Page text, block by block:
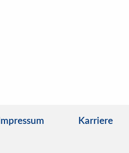
Impressum Karriere